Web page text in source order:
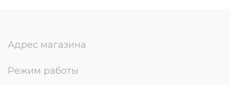
Адрес магазина
Режим работы